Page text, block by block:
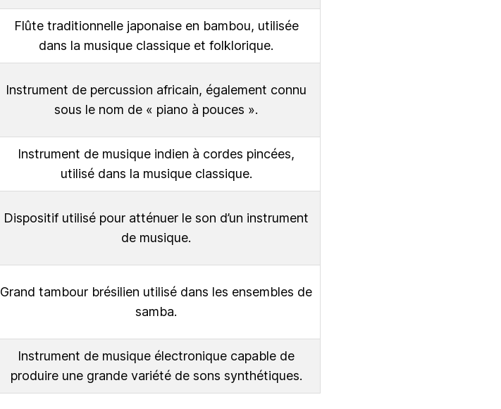
Flûte traditionnelle japonaise en bambou, utilisée
dans la musique classique et folklorique.
Instrument de percussion africain, également connu
sous le nom de « piano à pouces ».
Instrument de musique indien à cordes pincées,
utilisé dans la musique classique.
Dispositif utilisé pour atténuer le son d’un instrument
de musique.
Grand tambour brésilien utilisé dans les ensembles de
samba.
Instrument de musique électronique capable de
produire une grande variété de sons synthétiques.